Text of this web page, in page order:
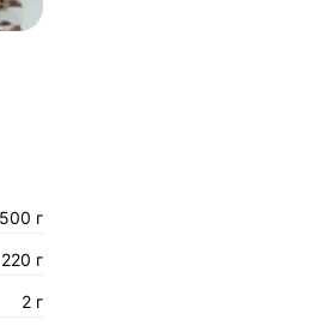
500 г
220 г
2 г